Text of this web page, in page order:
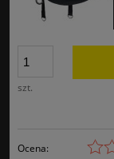
szt.
Ocena: